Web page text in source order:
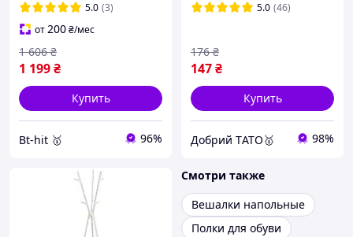
5.0 (3)
от200₴/мес
1 199₴
1 606 ₴
Купить
Bt-hit 🥇 96%
5.0 (46)
147₴
176 ₴
Купить
Добрий TАТО🥇 98%
Смотри также
Вешалки напольные
Полки для обуви